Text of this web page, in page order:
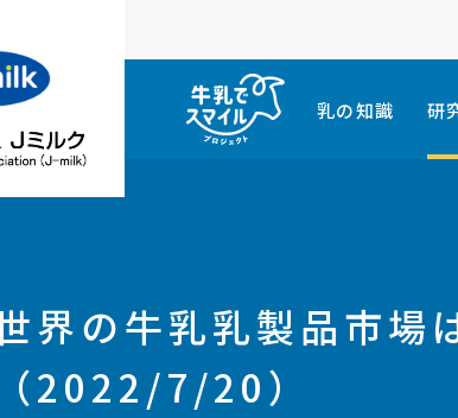
乳の知識 研
界の牛乳乳製品市場
（2022/7/20）